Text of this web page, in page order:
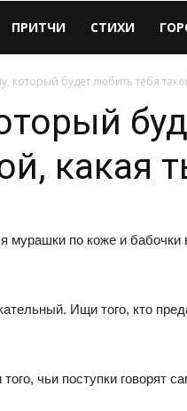
ПРИТЧИ СТИХИ
который будет любить тебя
какая
мурашки по коже и бабочки
Ищи того, кто
чьи поступки говорят